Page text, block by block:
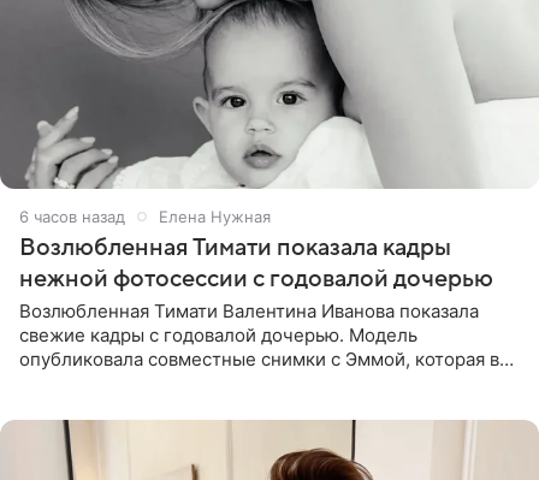
6 часов назад Елена Нужная
Возлюбленная Тимати показала кадры
нежной фотосессии с годовалой дочерью
Возлюбленная Тимати Валентина Иванова показала
свежие кадры с годовалой дочерью. Модель
опубликовала совместные снимки с Эммой, которая в